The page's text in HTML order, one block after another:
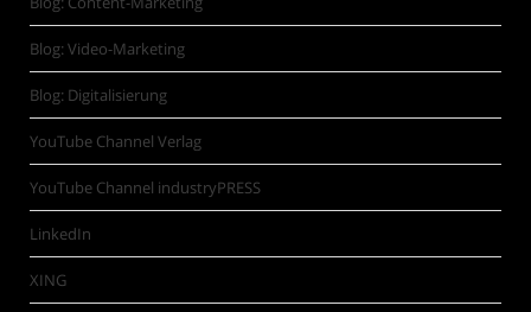
Blog: Video-Marketing
Blog: Digitalisierung
YouTube Channel Verlag
YouTube Channel industryPRESS
LinkedIn
XING